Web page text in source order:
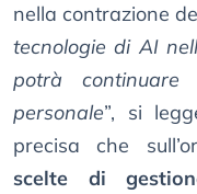
nella contrazione
tecnologie di AI
potrà
personale”, si
precisa che
scelte di